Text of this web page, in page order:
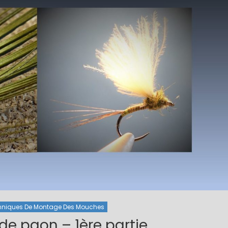
De Montage Des Mouches
réservoir
Tourenne
Mouches Ailées
Mouche de la St Marc